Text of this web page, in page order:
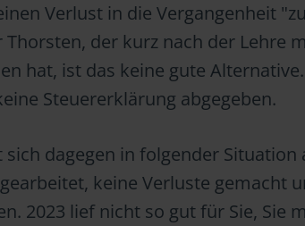
Verlust in die Vergangenheit
der kurz nach der Lehre
hat, ist das keine gute
Steuererklärung abgegeben.
dagegen in folgender Situation
keine Verluste gemacht
2023 lief nicht so gut für Sie, Sie